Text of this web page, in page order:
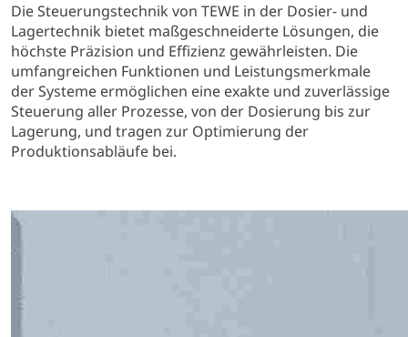
Die Steuerungstechnik von TEWE in der Dosier- und
Lagertechnik bietet maßgeschneiderte Lösungen, die
höchste Präzision und Effizienz gewährleisten. Die
umfangreichen Funktionen und Leistungsmerkmale
der Systeme ermöglichen eine exakte und zuverlässige
Steuerung aller Prozesse, von der Dosierung bis zur
Lagerung, und tragen zur Optimierung der
Produktionsabläufe bei.